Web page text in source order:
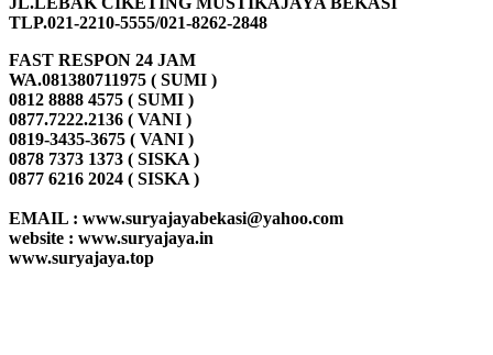
TLP.021-2210-5555/021-8262-2848
FAST RESPON 24 JAM
WA.081380711975 ( SUMI )
0812 8888 4575 ( SUMI )
0877.7222.2136 ( VANI )
0819-3435-3675 ( VANI )
0878 7373 1373 ( SISKA )
0877 6216 2024 ( SISKA )
EMAIL : www.suryajayabekasi@yahoo.com
website : www.suryajaya.in
www.suryajaya.top